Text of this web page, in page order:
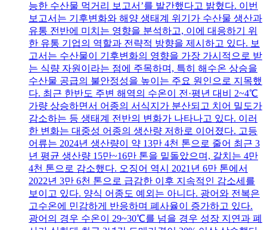
능한 수산물 먹거리 보고서’를 발간했다고 밝혔다. 이번
보고서는 기후변화와 해양 생태계 위기가 수산물 생산과
유통 전반에 미치는 영향을 분석하고, 이에 대응하기 위
한 유통 기업의 역할과 전략적 방향을 제시하고 있다. 보
고서는 수산물이 기후변화의 영향을 가장 가시적으로 받
는 식량 자원이라는 점에 주목하며, 특히 해수온 상승을
수산물 공급의 불안정성을 높이는 주요 원인으로 지목했
다. 최근 한반도 주변 해역의 수온이 전·평년 대비 2~4℃
가량 상승하면서 어종의 서식지가 분산되고 치어 밀도가
감소하는 등 생태계 전반의 변화가 나타나고 있다. 이러
한 변화는 대중성 어종의 생산량 저하로 이어졌다. 고등
어류는 2024년 생산량이 약 13만 4천 톤으로 줄어 최근 3
년 평균 생산량 15만~16만 톤을 밑돌았으며, 갈치는 4만
4천 톤으로 감소했다. 오징어 역시 2021년 6만 톤에서
2022년 3만 6천 톤으로 급감한 이후 지속적인 감소세를
보이고 있다. 양식 어종도 예외는 아니다. 광어와 전복은
고수온에 민감하게 반응하며 폐사율이 증가하고 있다.
광어의 경우 수온이 29~30℃를 넘을 경우 성장 지연과 폐